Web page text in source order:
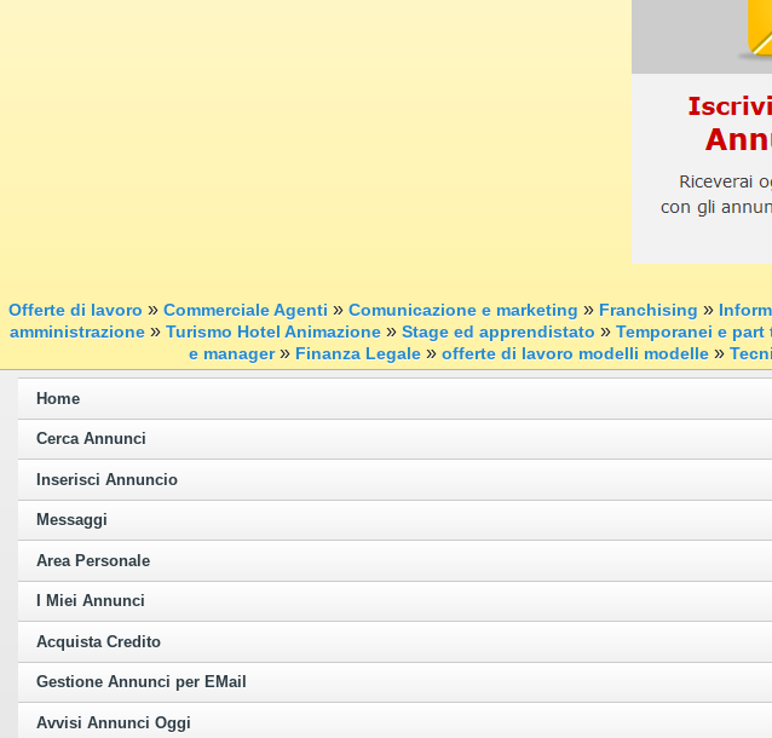
Offerte di lavoro » Commerciale Agenti » Comunicazione e marketing » Franchising »
amministrazione» Turismo Hotel Animazione» Stage ed apprendistato » Temporanei e part
e manager» Finanza Legale» offerte di lavoro modelli modelle»
Home
Cerca Annunci
Inserisci Annuncio
Messaggi
Area Personale
I Miei Annunci
Acquista Credito
Gestione Annunci per EMail
Avvisi Annunci Oggi